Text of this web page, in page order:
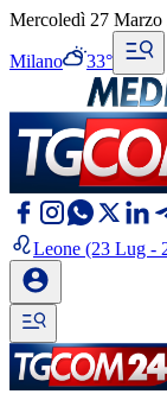
Mercoledì 27 Marzo
Milano 33°
Leone (23 Lug -